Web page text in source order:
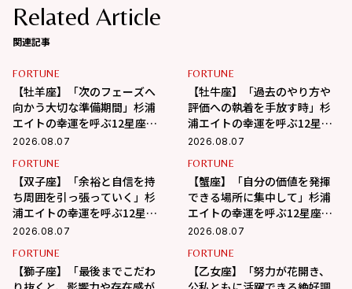
Related Article
関連記事
FORTUNE
【牡羊座】「次のフェーズへ
向かう大切な準備期間」杉浦
エイトの幸運を呼ぶ12星座占
い（8/7～9/6）
2026.08.07
FORTUNE
【牡牛座】「過去のやり方や
評価への執着を手放す時」杉
浦エイトの幸運を呼ぶ12星座
占い（8/7～9/6）
2026.08.07
FORTUNE
【双子座】「余裕と自信を持
ち周囲を引っ張っていく」杉
浦エイトの幸運を呼ぶ12星座
占い（8/7～9/6）
2026.08.07
FORTUNE
【蟹座】「自分の価値を発揮
できる場所に集中して」杉浦
エイトの幸運を呼ぶ12星座占
い（7/7～8/6）
2026.08.07
FORTUNE
【獅子座】「最後までこだわ
FORTUNE
【乙女座】「努力が花開き、